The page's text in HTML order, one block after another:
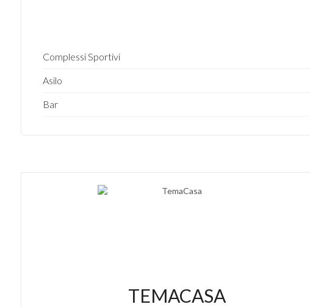
Complessi Sportivi
Asilo
Bar
TEMACASA